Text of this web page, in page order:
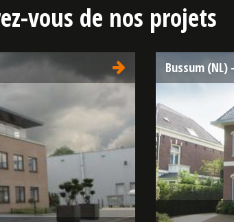
vous de nos projets
Bussum (NL)